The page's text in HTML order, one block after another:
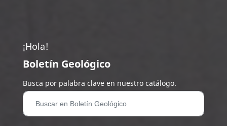
¡Hola!
Boletín Geológico
Busca por palabra clave en nuestro catálogo.